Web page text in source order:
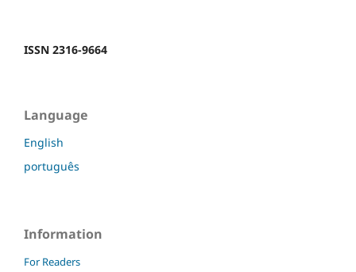
ISSN 2316-9664
Language
English
português
Information
For Readers